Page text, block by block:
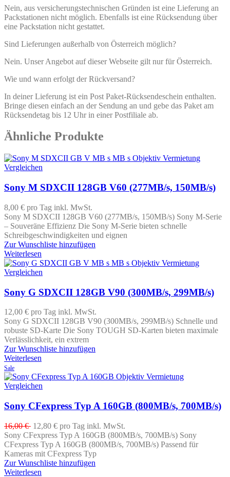
Nein, aus versicherungstechnischen Gründen ist eine Lieferung an
Packstationen nicht möglich. Ebenfalls ist eine Rücksendung über
eine Packstation nicht gestattet.
Sind Lieferungen außerhalb von Österreich möglich?
Nein. Unser Angebot auf dieser Webseite gilt nur für Österreich.
Wie und wann erfolgt der Rückversand?
In deiner Lieferung ist ein Post Paket-Rücksendeschein enthalten.
Bringe diesen einfach an der Sendung an und gebe das Paket am
Rücksendetag bis 12 Uhr in einer Postfiliale ab.
Ähnliche Produkte
Vergleichen
Sony M SDXCII 128GB V60 (277MB/s, 150MB/s)
8,00 € pro Tag inkl. MwSt.
Sony M SDXCII 128GB V60 (277MB/s, 150MB/s) Sony M-Serie
– Souveräne Effizienz Die Sony M-Serie bieten schnelle
Schreibgeschwindigkeiten und eignen
Zur Wunschliste hinzufügen
Weiterlesen
Vergleichen
Sony G SDXCII 128GB V90 (300MB/s, 299MB/s)
12,00 € pro Tag inkl. MwSt.
Sony G SDXCII 128GB V90 (300MB/s, 299MB/s) Schnelle und
robuste SD-Karte Die Sony TOUGH SD-Karten bieten maximale
Verlässlichkeit, ein extrem
Zur Wunschliste hinzufügen
Weiterlesen
Sale
Vergleichen
Sony CFexpress Typ A 160GB (800MB/s, 700MB/s)
16,00 € 12,80 € pro Tag inkl. MwSt.
Sony CFexpress Typ A 160GB (800MB/s, 700MB/s) Sony
CFexpress Typ A 160GB (800MB/s, 700MB/s) Passend für
Kameras mit CFexpress Typ
Zur Wunschliste hinzufügen
Weiterlesen